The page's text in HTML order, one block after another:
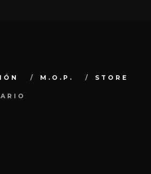
M.O.P. STORE